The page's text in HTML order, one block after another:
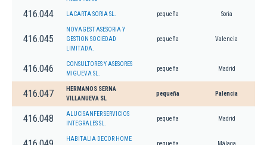
416.044 LACARTA SORIA SL. pequeña Soria
416.045
NOVAGEST ASESORIA Y
GESTION SOCIEDAD
LIMITADA.
pequeña Valencia
416.046
CONSULTORES Y ASESORES
MIGUEVA SL.
pequeña Madrid
416.047
HERMANOS SERNA
VILLANUEVA SL
pequeña Palencia
416.048
ALUCISANFER SERVICIOS
INTEGRALES SL.
pequeña Madrid
HABITALIA DECOR HOME
pequeña Málaga